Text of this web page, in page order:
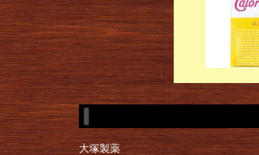
大塚製薬